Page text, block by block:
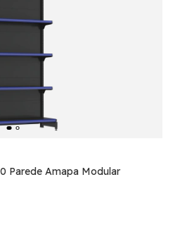
Parede Amapa Modular